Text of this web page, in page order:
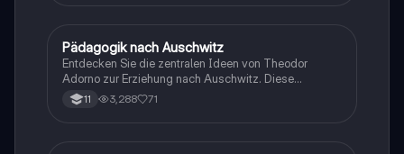
Erziehungswissenschaften.
Pädagogik
Pädagogik nach Auschwitz
Entdecken Sie die zentralen Ideen von Theodor
Adorno zur Erziehung nach Auschwitz. Diese
Zusammenfassung behandelt die Grundannahmen,
Ziele der Pädagogik und Strategien zur Verhinderung
11 3,288 71